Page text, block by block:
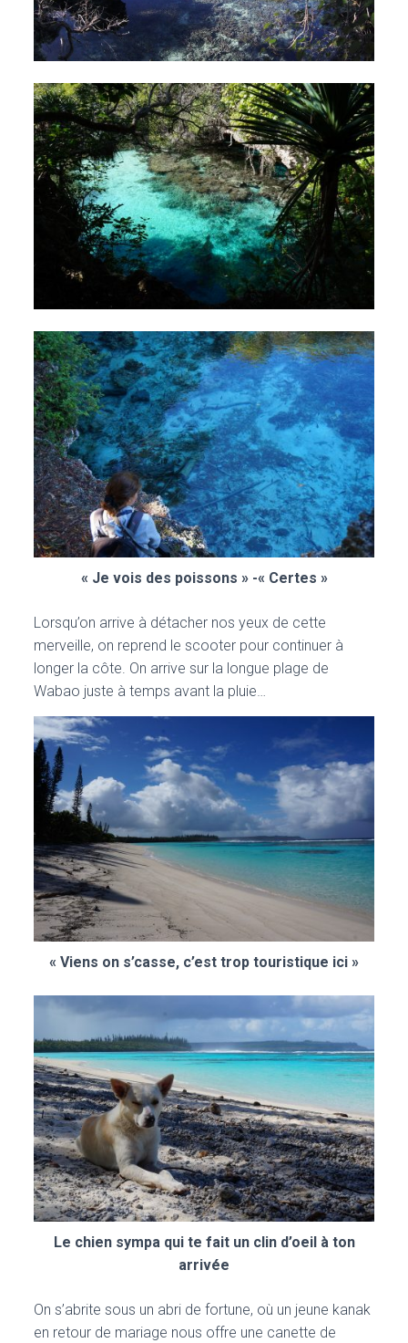
« Je vois des poissons » -« Certes »
Lorsqu’on arrive à détacher nos yeux de cette
merveille, on reprend le scooter pour continuer à
longer la côte. On arrive sur la longue plage de
Wabao juste à temps avant la pluie…
« Viens on s’casse, c’est trop touristique ici »
Le chien sympa qui te fait un clin d’oeil à ton
arrivée
On s’abrite sous un abri de fortune, où un jeune kanak
en retour de mariage nous offre une canette de